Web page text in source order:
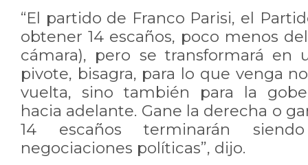
“El partido de Franco Parisi, el
obtener 14 escaños, poco menos
cámara), pero se transformará en
pivote, bisagra, para lo que venga
vuelta, sino también para la
hacia adelante. Gane la derecha o
14 escaños terminarán
negociaciones políticas”, dijo.